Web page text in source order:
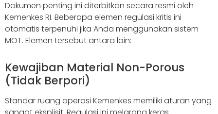
Dokumen penting ini diterbitkan secara resmi oleh
Kemenkes RI. Beberapa elemen regulasi kritis ini
otomatis terpenuhi jika Anda menggunakan sistem
MOT. Elemen tersebut antara lain:
Kewajiban Material Non-Porous
(Tidak Berpori)
Standar ruang operasi Kemenkes memiliki aturan yang